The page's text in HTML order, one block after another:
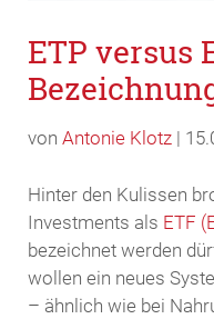
ETP versus
von Antonie Klotz|
Hinter den Kulissen
Investments als ETF
bezeichnet werden
wollen ein neues
– ähnlich wie bei